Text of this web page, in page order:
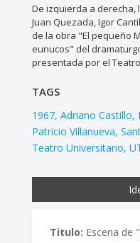
De izquierda a derecha,
Juan Quezada, Igor
de la obra "El pequeño
eunucos" del
presentada por el
TAGS
1967 Adriano Castillo
Patricio Villanueva
Teatro Universitario
Titulo: Escena de